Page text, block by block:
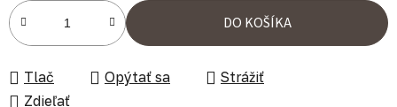
Jednotková cena:
DO KOŠÍKA
Tlač Opýtať sa
Strážiť
Zdieľať